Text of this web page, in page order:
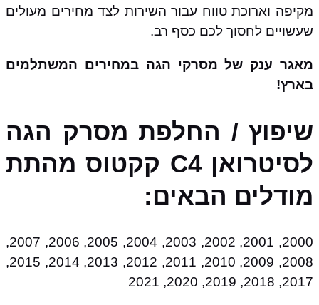
מקיפה וארוכת טווח עבור השירות לצד מחירים מעולים
שעשויים לחסוך לכם כסף רב.
מאגר ענק של מסרקי הגה במחירים המשתלמים
בארץ!
שיפוץ / החלפת מסרק הגה
לסיטרואן C4 קקטוס מהתת
מודלים הבאים:
2000, 2001, 2002, 2003, 2004, 2005, 2006, 2007,
2008, 2009, 2010, 2011, 2012, 2013, 2014, 2015,
2017, 2018, 2019, 2020, 2021